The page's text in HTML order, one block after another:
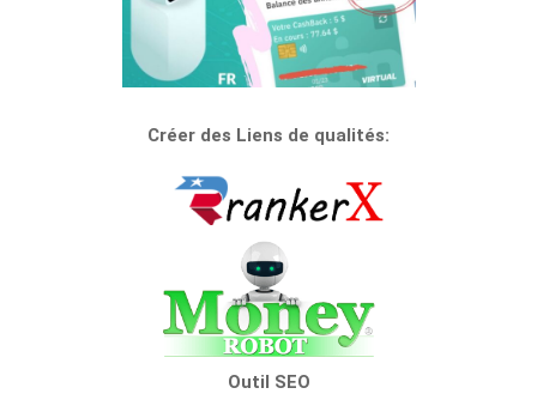
Créer des Liens de qualités:
Outil SEO